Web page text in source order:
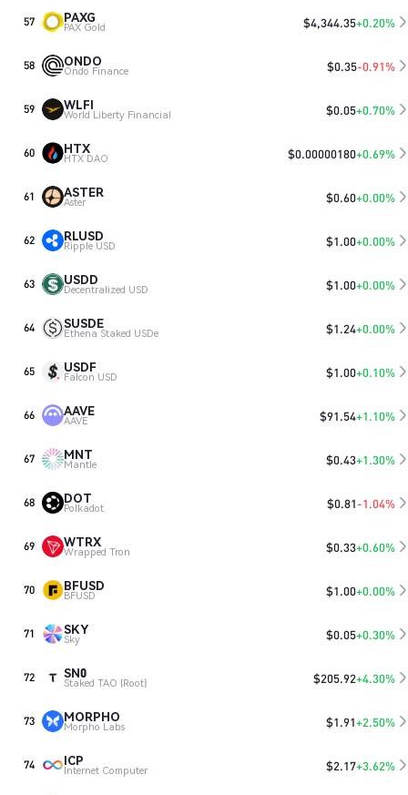
57 PAXG
PAX Gold $4,344.35+0.20%
58 ONDO
Ondo Finance $0.35-0.91%
59 WLFI
World Liberty Financial $0.05+0.70%
60 HTX
HTX DAO $0.00000180+0.69%
61 ASTER
Aster $0.60+0.00%
62 RLUSD
Ripple USD $1.00+0.00%
63 USDD
Decentralized USD $1.00+0.00%
64 SUSDE
Ethena Staked USDe $1.24+0.00%
65 USDF
Falcon USD $1.00+0.10%
66 AAVE
AAVE $91.54+1.10%
67 MNT
Mantle $0.43+1.30%
68 DOT
Polkadot $0.81-1.04%
69 WTRX
Wrapped Tron $0.33+0.60%
70 BFUSD
BFUSD $1.00+0.00%
71 SKY
Sky $0.05+0.30%
72 SN0
Staked TAO (Root) $205.92+4.30%
73 MORPHO
Morpho Labs $1.91+2.50%
74 ICP
Internet Computer $2.17+3.62%